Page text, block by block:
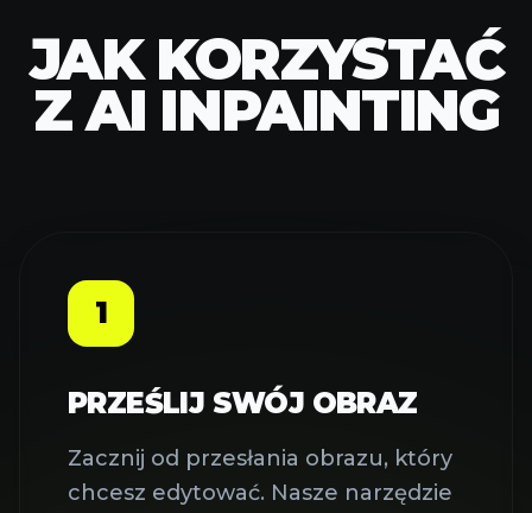
JAK KORZYSTAĆ
Z AI INPAINTING
1
PRZEŚLIJ SWÓJ OBRAZ
Zacznij od przesłania obrazu, który
chcesz edytować. Nasze narzędzie